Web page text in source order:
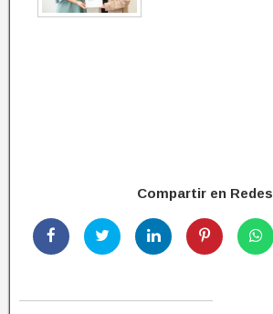
Compartir en Redes